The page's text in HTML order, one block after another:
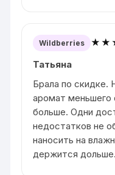
Wildberries
Татьяна
Брала по скидке.
аромат меньшего
больше. Одни
недостатков не
наносить на
держится дольше.